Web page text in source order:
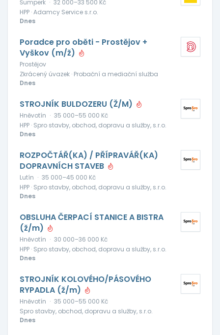
Šumperk · 32 000–33 500 Kč
HPP · Adamcy Service s.r.o.
Dnes
Poradce pro oběti - Prostějov +
Vyškov (m/ž)
Prostějov
Zkrácený úvazek · Probační a mediační služba
Dnes
STROJNÍK BULDOZERU (Ž/M)
Hněvotín · 35 000–55 000 Kč
HPP · Spro stavby, obchod, dopravu a služby, s.r.o.
Dnes
ROZPOČTÁŘ(KA) / PŘÍPRAVÁŘ(KA)
DOPRAVNÍCH STAVEB
Lutín · 35 000–45 000 Kč
HPP · Spro stavby, obchod, dopravu a služby, s.r.o.
Dnes
OBSLUHA ČERPACÍ STANICE A BISTRA
(ž/m)
Hněvotín · 30 000–36 000 Kč
HPP · Spro stavby, obchod, dopravu a služby, s.r.o.
Dnes
STROJNÍK KOLOVÉHO/PÁSOVÉHO
RYPADLA (ž/m)
Hněvotín · 35 000–55 000 Kč
Spro stavby, obchod, dopravu a služby, s.r.o.
Dnes